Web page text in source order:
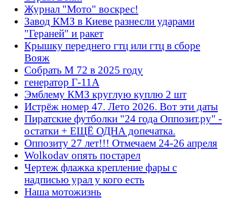
Журнал "Мото" воскрес!
Завод КМЗ в Киеве разнесли ударами
"Гераней" и ракет
Крышку переднего гтц или гтц в сборе
Вояж
Собрать М 72 в 2025 году
генератор Г-11А
Эмблему КМЗ круглую куплю 2 шт
Истрёж номер 47. Лето 2026. Вот эти даты
Пиратские футболки "24 года Оппозит.ру" -
остатки + ЕЩЁ ОДНА допечатка.
Оппозиту 27 лет!!! Отмечаем 24-26 апреля
Wolkodav опять постарел
Чертеж флажка крепление фары с
надписью урал у кого есть
Наша мотожизнь